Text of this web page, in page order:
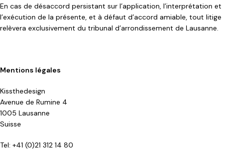
En cas de désaccord persistant sur l’application, l’interprétation et
l’exécution de la présente, et à défaut d’accord amiable, tout litige
relèvera exclusivement du tribunal d’arrondissement de Lausanne.
Mentions légales
Kissthedesign
Avenue de Rumine 4
1005 Lausanne
Suisse
Tel: +41 (0)21 312 14 80